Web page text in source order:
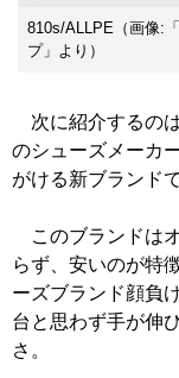
810s/ALLPE（画像:
プ」より）
次に紹介するの
のシューズメーカ
がける新ブランドで
このブランドは
らず、安いのが特
ーズブランド顔負
台と思わず手が伸
さ。